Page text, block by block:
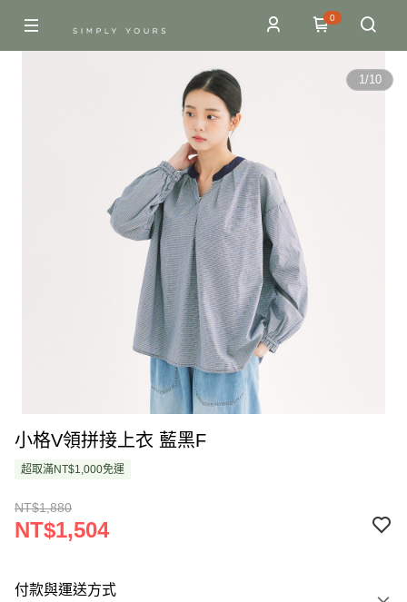
0
1/10
小格V領拼接上衣 藍黑F
超取滿NT$1,000免運
NT$1,880
NT$1,504
付款與運送方式